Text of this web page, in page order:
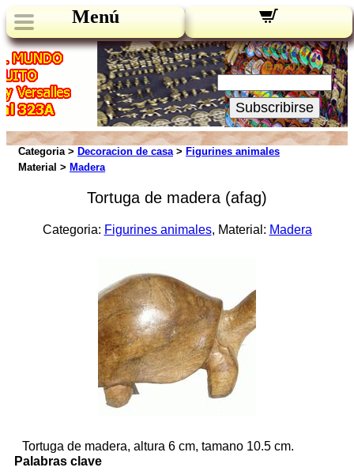
Menú
Novedades:
Su Email:
Subscribirse
Categoria > Decoracion de casa> Figurines animales
Material > Madera
Tortuga de madera (afag)
Categoria: Figurines animales, Material: Madera
Tortuga de madera, altura 6 cm, tamano 10.5 cm.
Palabras clave